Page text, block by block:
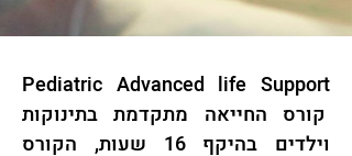
Pediatric Advanced life Support
קורס החייאה מתקדמת בתינוקות
וילדים בהיקף 16 שעות, הקורס